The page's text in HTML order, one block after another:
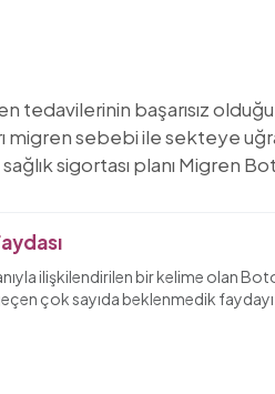
tedavilerinin başarısız
migren sebebi ile sekteye
sigortası planı Migren
ilişkilendirilen bir kelime olan
çok sayıda beklenmedik